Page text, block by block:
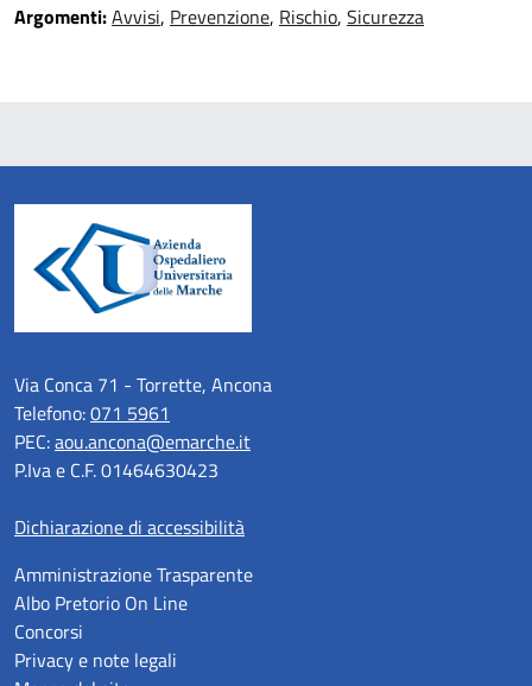
Argomenti:Avvisi, Prevenzione, Rischio, Sicurezza
Via Conca 71 - Torrette, Ancona
Telefono:071 5961
PEC:aou.ancona@emarche.it
P.Iva e C.F. 01464630423
Dichiarazione di accessibilità
Amministrazione Trasparente
Albo Pretorio On Line
Concorsi
Privacy e note legali